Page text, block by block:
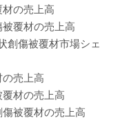
材の売上高
覆材の売上高
創傷被覆材市場シェ
の売上高
覆材の売上高
被覆材の売上高